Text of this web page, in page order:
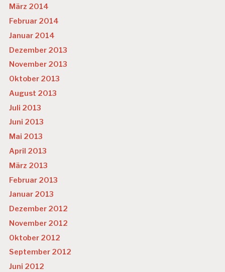
März 2014
Februar 2014
Januar 2014
Dezember 2013
November 2013
Oktober 2013
August 2013
Juli 2013
Juni 2013
Mai 2013
April 2013
März 2013
Februar 2013
Januar 2013
Dezember 2012
November 2012
Oktober 2012
September 2012
Juni 2012